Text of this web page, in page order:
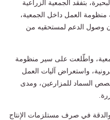
بتفقد الجمعية الزراعية
منظومة العمل داخل الجمعية،
وصول الدعم لمستحقيه من
واطّلعت على سير منظومة
واستعراض آليات العمل
السماد للمزارعين، ومدى
في صرف مستلزمات الإنتاج